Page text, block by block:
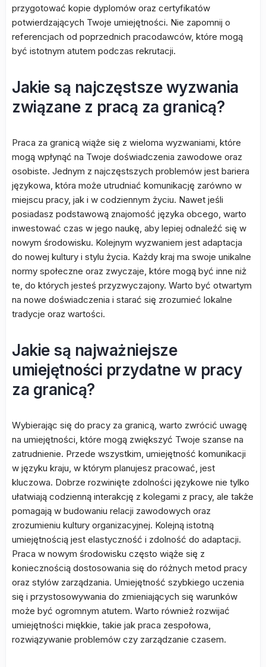
przygotować kopie dyplomów oraz certyfikatów
potwierdzających Twoje umiejętności. Nie zapomnij o
referencjach od poprzednich pracodawców, które mogą
być istotnym atutem podczas rekrutacji.
Jakie są najczęstsze wyzwania
związane z pracą za granicą?
Praca za granicą wiąże się z wieloma wyzwaniami, które
mogą wpłynąć na Twoje doświadczenia zawodowe oraz
osobiste. Jednym z najczęstszych problemów jest bariera
językowa, która może utrudniać komunikację zarówno w
miejscu pracy, jak i w codziennym życiu. Nawet jeśli
posiadasz podstawową znajomość języka obcego, warto
inwestować czas w jego naukę, aby lepiej odnaleźć się w
nowym środowisku. Kolejnym wyzwaniem jest adaptacja
do nowej kultury i stylu życia. Każdy kraj ma swoje unikalne
normy społeczne oraz zwyczaje, które mogą być inne niż
te, do których jesteś przyzwyczajony. Warto być otwartym
na nowe doświadczenia i starać się zrozumieć lokalne
tradycje oraz wartości.
Jakie są najważniejsze
umiejętności przydatne w pracy
za granicą?
Wybierając się do pracy za granicą, warto zwrócić uwagę
na umiejętności, które mogą zwiększyć Twoje szanse na
zatrudnienie. Przede wszystkim, umiejętność komunikacji
w języku kraju, w którym planujesz pracować, jest
kluczowa. Dobrze rozwinięte zdolności językowe nie tylko
ułatwiają codzienną interakcję z kolegami z pracy, ale także
pomagają w budowaniu relacji zawodowych oraz
zrozumieniu kultury organizacyjnej. Kolejną istotną
umiejętnością jest elastyczność i zdolność do adaptacji.
Praca w nowym środowisku często wiąże się z
koniecznością dostosowania się do różnych metod pracy
oraz stylów zarządzania. Umiejętność szybkiego uczenia
się i przystosowywania do zmieniających się warunków
może być ogromnym atutem. Warto również rozwijać
umiejętności miękkie, takie jak praca zespołowa,
rozwiązywanie problemów czy zarządzanie czasem.